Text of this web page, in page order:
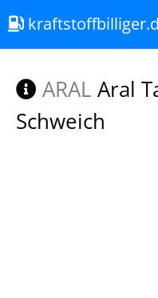
ARAL Aral
Schweich